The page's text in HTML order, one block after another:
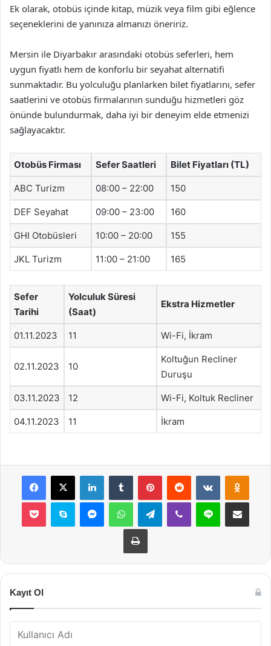
Ek olarak, otobüs içinde kitap, müzik veya film gibi eğlence
seçeneklerini de yanınıza almanızı öneririz.
Mersin ile Diyarbakır arasındaki otobüs seferleri, hem
uygun fiyatlı hem de konforlu bir seyahat alternatifi
sunmaktadır. Bu yolculuğu planlarken bilet fiyatlarını, sefer
saatlerini ve otobüs firmalarının sunduğu hizmetleri göz
önünde bulundurmak, daha iyi bir deneyim elde etmenizi
sağlayacaktır.
Otobüs Firması Sefer Saatleri Bilet Fiyatları (TL)
ABC Turizm 08:00 – 22:00 150
DEF Seyahat 09:00 – 23:00 160
GHI Otobüsleri 10:00 – 20:00 155
JKL Turizm 11:00 – 21:00 165
Sefer
Tarihi
Yolculuk Süresi
(Saat)
Ekstra Hizmetler
01.11.2023 11 Wi-Fi, İkram
02.11.2023 10
Koltuğun Recliner
Duruşu
03.11.2023 12 Wi-Fi, Koltuk Recliner
04.11.2023 11 İkram
Facebook
X LinkedInTumblr PinterestReddit VKontakte
Pocket Skype MessengerWhatsAppTelegramViber Line E-Posta ile
Yazdır
Kayıt Ol